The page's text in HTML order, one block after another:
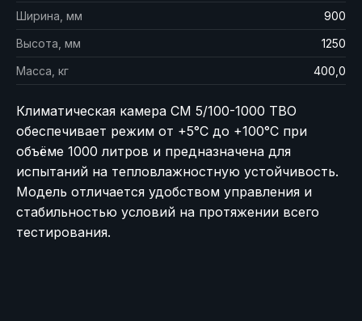
Ширина, мм
900
Высота, мм
1250
Масса, кг
400,0
Климатическая камера СМ 5/100-1000 ТВО
обеспечивает режим от +5°C до +100°C при
объёме 1000 литров и предназначена для
испытаний на тепловлажностную устойчивость.
Модель отличается удобством управления и
стабильностью условий на протяжении всего
тестирования.